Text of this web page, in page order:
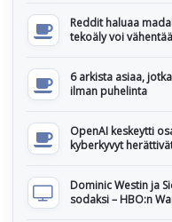
Reddit haluaa
tekoäly voi
6 arkista asiaa,
ilman puhelinta
OpenAI keskeytti
kyberkyvyt
Dominic Westin ja
sodaksi – HBO:n